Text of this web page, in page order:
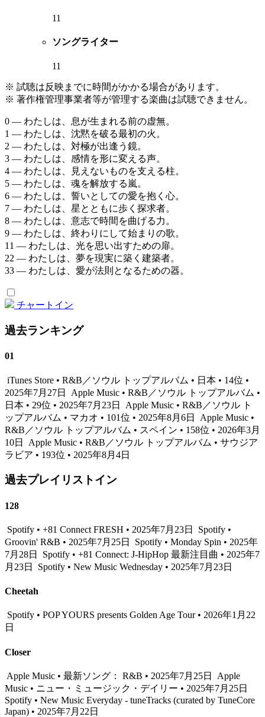
11
ソングライター
11
※ 試聴は反映までに時間がかかる場合があります。
※ 著作権管理事業者等が管理する楽曲は試聴できません。
0 — わたしは、息が生まれる前の虚無。
1 — わたしは、沈黙を破る最初の火。
2 — わたしは、対極が出逢う鏡。
3 — わたしは、感情を形に変える声。
4 — わたしは、見えないものを支える柱。
5 — わたしは、魂を解放する嵐。
6 — わたしは、誓いとしての愛を抱く心。
7 — わたしは、星とともに歩く探求者。
8 — わたしは、意志で時間を曲げる力。
9 — わたしは、終わりにして始まりの歌。
11 — わたしは、光を思い出すための扉。
22 — わたしは、夢を現実に築く建築者。
33 — わたしは、愛が法則となるための器。
チャートイン
過去ランキング
01
iTunes Store • R&B／ソウル トップアルバム • 日本 • 14位 •
2025年7月27日
Apple Music • R&B／ソウル トップアルバム •
日本 • 29位 • 2025年7月23日
Apple Music • R&B／ソウル ト
ップアルバム • マカオ • 101位 • 2025年8月6日
Apple Music •
R&B／ソウル トップアルバム • スペイン • 158位 • 2026年3月
10日
Apple Music • R&B／ソウル トップアルバム • サウジア
ラビア • 193位 • 2025年8月4日
過去プレイリストイン
128
Spotify • +81 Connect FRESH • 2025年7月23日
Spotify •
Groovin' R&B • 2025年7月25日
Spotify • Monday Spin • 2025年
7月28日
Spotify • +81 Connect: J-HipHop 最新注目曲 • 2025年7
月23日
Spotify • New Music Wednesday • 2025年7月23日
Cheetah
Spotify • POP YOURS presents Golden Age Tour • 2026年1月22
日
Closer
Apple Music • 最新ソング： R&B • 2025年7月25日
Apple
Music • ニュー・ミュージック・デイリー • 2025年7月25日
Spotify • New Music Everyday - tuneTracks (curated by TuneCore
Japan) • 2025年7月22日